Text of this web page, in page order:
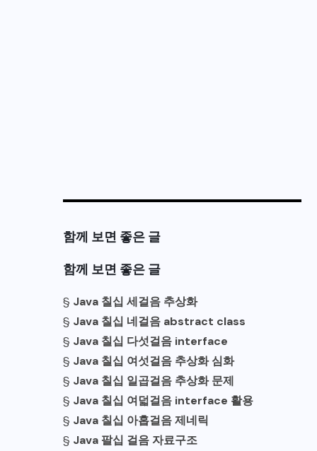
함께 보면 좋은 글
함께 보면 좋은 글
§ Java 칠십 세걸음 추상화
§ Java 칠십 네걸음 abstract class
§ Java 칠십 다섯걸음 interface
§ Java 칠십 여섯걸음 추상화 심화
§ Java 칠십 일곱걸음 추상화 문제
§ Java 칠십 여덟걸음 interface 활용
§ Java 칠십 아홉걸음 제네릭
§ Java 팔십 걸음 자료구조